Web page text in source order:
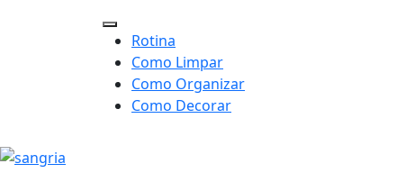
Rotina
Como Limpar
Como Organizar
Como Decorar